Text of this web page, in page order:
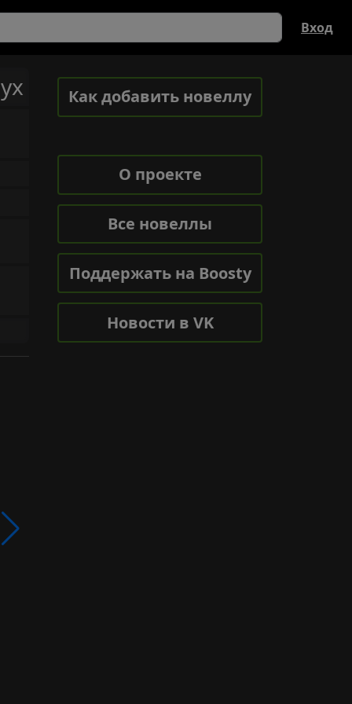
Вход
Как добавить новеллу
О проекте
Все новеллы
Поддержать на Boosty
Новости в VK